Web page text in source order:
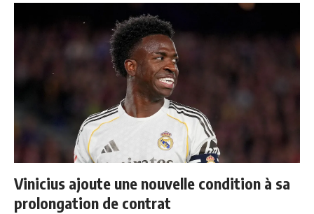
Vinicius ajoute une nouvelle condition à sa
prolongation de contrat